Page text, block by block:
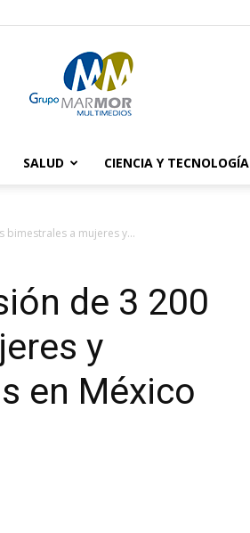
Marmor
SALUD CIENCIA Y TECNOLOGÍA
a mujeres y...
de 3 200
y
en México